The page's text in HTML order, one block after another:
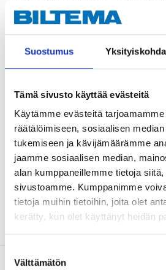
Suostumus
Tämä sivusto käyttää evästeitä
Käytämme evästeitä
räätälöimiseen, sosiaalisen
tukemiseen ja kävijämäärämme
jaamme sosiaalisen median,
alan kumppaneillemme tietoja
sivustoamme. Kumppanimme
tietoja muihin tietoihin, joita olet
kerätty, kun olet käyttänyt heidän
valinta
Välttämätön
Consequently fermentation and
stopped. The agent is not for
chemical disinfectants.
Danger
H318 Causes serious eye damage.
Technical specifications
Volume 1 l